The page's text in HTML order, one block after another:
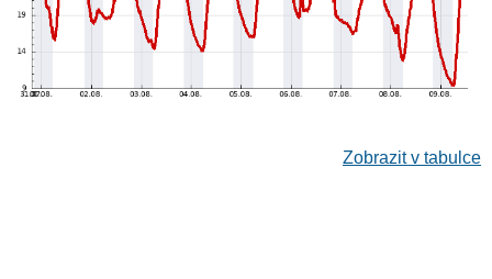
Zobrazit v tabulce